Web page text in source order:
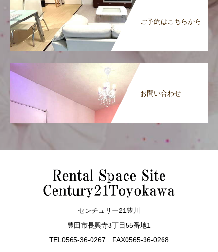
ご予約はこちらから
お問い合わせ
センチュリー21豊川
豊田市長興寺3丁目55番地1
TEL0565-36-0267 FAX0565-36-0268